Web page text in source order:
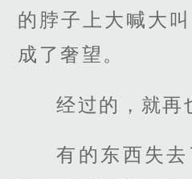
的脖子上大喊大
成了奢望。
经过的，就再
有的东西失去